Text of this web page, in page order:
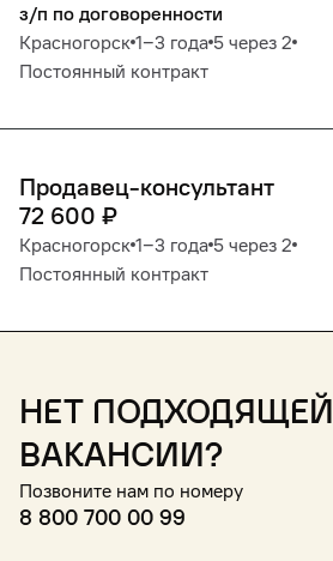
з/п по договоренности
Красногорск 1‒3 года 5 через 2
Постоянный контракт
Продавец-консультант
72 600 ₽
Красногорск 1‒3 года 5 через 2
Постоянный контракт
Нет подходящей
вакансии?
Позвоните нам по номеру
8 800 700 00 99